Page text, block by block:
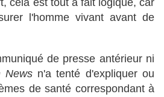
cela est tout à fait logique, car
l'homme vivant avant de
de presse antérieur ni
Newsn'a tenté d'expliquer ou
de santé correspondant à